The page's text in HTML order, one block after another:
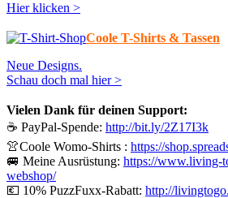
Hier klicken >
Coole T-Shirts & Tassen
Neue Designs.
Schau doch mal hier >
Vielen Dank für deinen Support:
☕ PayPal-Spende: http://bit.ly/2Z17I3k
👚Coole Womo-Shirts : https://
🚐 Meine Ausrüstung: https://www.living-
webshop/
💶 10% PuzzFuxx-Rabatt: http://